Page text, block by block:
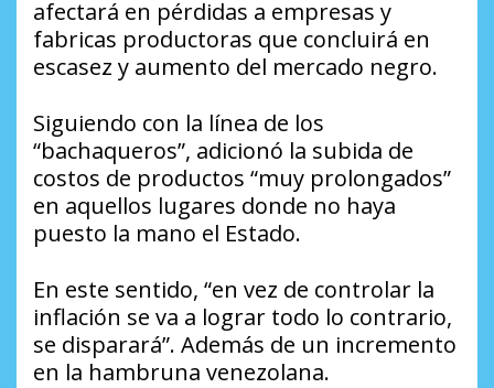
afectará en pérdidas a empresas y
fabricas productoras que concluirá en
escasez y aumento del mercado negro.
Siguiendo con la línea de los
“bachaqueros”, adicionó la subida de
costos de productos “muy prolongados”
en aquellos lugares donde no haya
puesto la mano el Estado.
En este sentido, “en vez de controlar la
inflación se va a lograr todo lo contrario,
se disparará”. Además de un incremento
en la hambruna venezolana.